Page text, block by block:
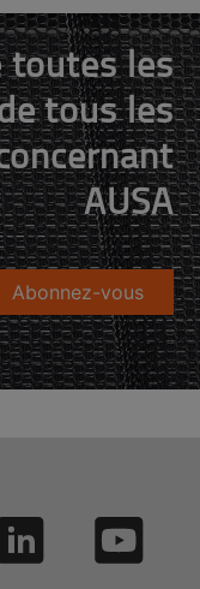
toutes les
tous les
AUSA
Abonnez-vous